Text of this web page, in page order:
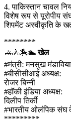
4. पाकिस्तान चावल
विशेष रूप से यूरोपीय
शिपमेंट अस्वीकृति के
********
🚣🚴🏇🏊 खेल
#मंत्री: मनसुख मंडाविया
#बीसीसीआई अध्यक्ष:
रोजर बिन्नी
#हॉकी इंडिया अध्यक्ष:
दिलीप तिर्की
#भारतीय ओलंपिक संघ
*********